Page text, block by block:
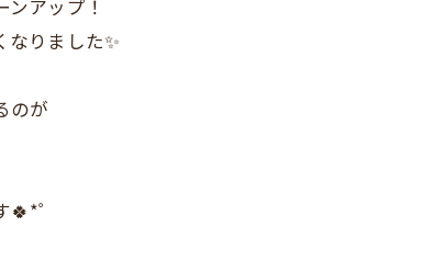
アップ！
りました✨
のが
゜